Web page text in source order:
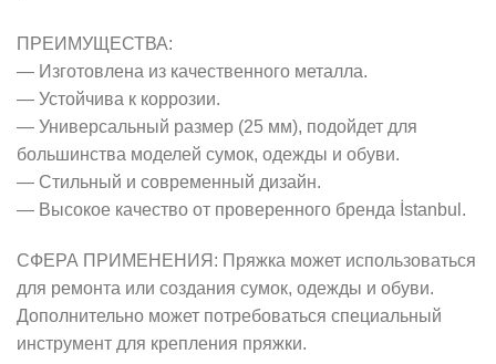
ПРЕИМУЩЕСТВА:
— Изготовлена из качественного металла.
— Устойчива к коррозии.
— Универсальный размер (25 мм), подойдет для
большинства моделей сумок, одежды и обуви.
— Стильный и современный дизайн.
— Высокое качество от проверенного бренда İstanbul.
СФЕРА ПРИМЕНЕНИЯ: Пряжка может использоваться
для ремонта или создания сумок, одежды и обуви.
Дополнительно может потребоваться специальный
инструмент для крепления пряжки.